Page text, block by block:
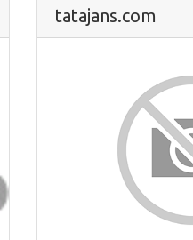
tatajans.com